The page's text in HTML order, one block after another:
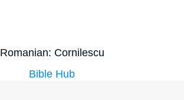
Romanian: Cornilescu
Bible Hub